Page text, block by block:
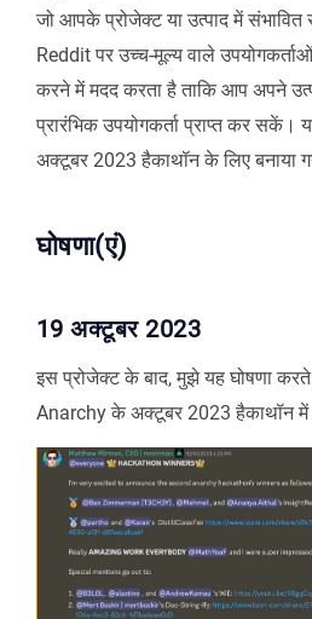
जो आपके प्रोजेक्ट या उत्पाद में
Reddit पर उच्च-मूल्य वाले
करने में मदद करता है ताकि आप अपने
प्रारंभिक उपयोगकर्ता प्राप्त कर सकें।
अक्टूबर 2023 हैकाथॉन के लिए बनाया
घोषणा(एं)
19 अक्टूबर 2023
इस प्रोजेक्ट के बाद, मुझे यह घोषणा करते
Anarchy के अक्टूबर 2023 हैकाथॉन में